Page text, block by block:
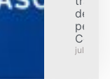
de
julio 31,